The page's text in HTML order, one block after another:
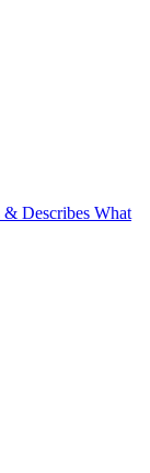
& Describes What